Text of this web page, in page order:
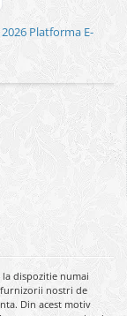
Platforma E-
dispozitie numai
nostri de
Din acest motiv